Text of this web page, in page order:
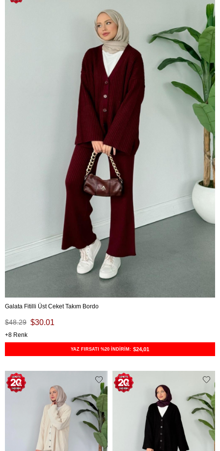
Galata Fitilli Üst Ceket Takım Bordo
$30.01
$48.29
8
YAZ FIRSATI %20 İNDİRİM: $24,01